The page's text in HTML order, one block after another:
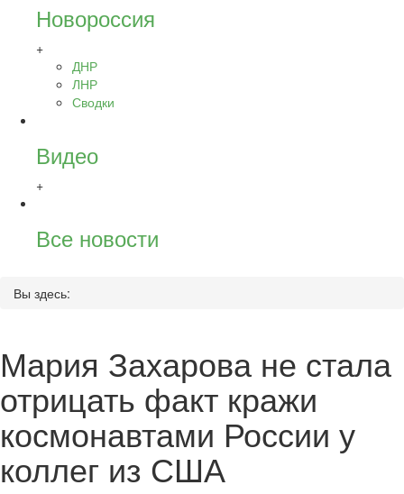
Новороссия
+
ДНР
ЛНР
Сводки
Видео
+
Все новости
Вы здесь:
Мария Захарова не стала
отрицать факт кражи
космонавтами России у
коллег из США